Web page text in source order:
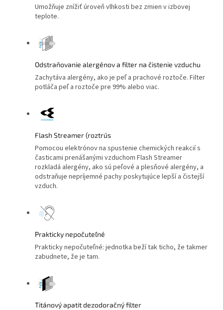
Umožňuje znížiť úroveň vlhkosti bez zmien v izbovej
teplote.
Odstraňovanie alergénov a filter na čistenie vzduchu
Zachytáva alergény, ako je peľ a prachové roztoče. Filter
potláča peľ a roztoče pre 99% alebo viac.
Flash Streamer (roztrús
Pomocou elektrónov na spustenie chemických reakcií s
časticami prenášanými vzduchom Flash Streamer
rozkladá alergény, ako sú peľové a plesňové alergény, a
odstraňuje nepríjemné pachy poskytujúce lepší a čistejší
vzduch.
Prakticky nepočuteľné
Prakticky nepočuteľné: jednotka beží tak ticho, že takmer
zabudnete, že je tam.
Titánový apatit dezodoračný filter